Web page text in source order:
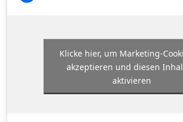
Klicke hier, um Marketing-
akzeptieren und diesen
aktivieren